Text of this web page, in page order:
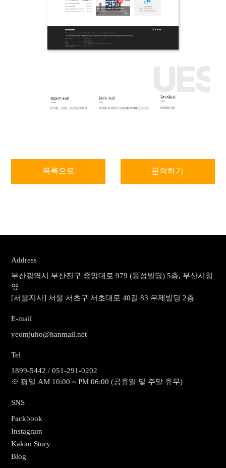
목록으로 문의하기
Address
부산광역시 부산진구 중앙대로 979 (동성빌딩) 5층, 부산시청
옆
[서울지사] 서울 서초구 서초대로 40길 83 우제빌딩 2층
E-mail
yeomjuho@hanmail.net
Tel
1899-5442 / 051-291-0202
※ 평일 AM 10:00 ~ PM 06:00 (공휴일 및 주말 휴무)
SNS
Fackbook
Instagram
Kakao Story
Blog